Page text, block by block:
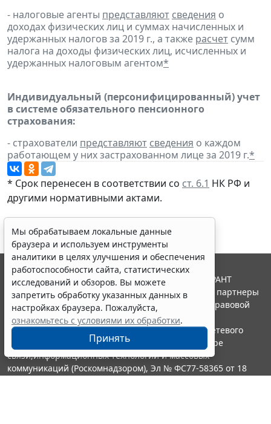
- налоговые агенты представляют сведения о
доходах физических лиц и суммах начисленных и
удержанных налогов за 2019 г., а также расчет сумм
налога на доходы физических лиц, исчисленных и
удержанных налоговым агентом*
Индивидуальный (персонифицированный) учет
в системе обязательного пенсионного
страхования:
- страхователи представляют сведения о каждом
работающем у них застрахованном лице за 2019 г.*
* Срок перенесен в соответствии со ст. 6.1 НК РФ и
другими нормативными актами.
Мы обрабатываем локальные данные
браузера и используем инструменты
аналитики в целях улучшения и обеспечения
работоспособности сайта, статистических
исследований и обзоров. Вы можете
запретить обработку указанных данных в
настройках браузера. Пожалуйста,
ознакомьтесь с условиями их обработки.
Принять
© ООО "НПП "ГАРАНТ-СЕРВИС", 2026. Система ГАРАНТ
выпускается с 1990 года. Компания "Гарант" и ее партнеры
являются участниками Российской ассоциации правовой
информации ГАРАНТ.
Портал ГАРАНТ.РУ зарегистрирован в качестве сетевого
издания Федеральной службой по надзору в сфере
связи,информационных технологий и массовых
коммуникаций (Роскомнадзором), Эл № ФС77-58365 от 18